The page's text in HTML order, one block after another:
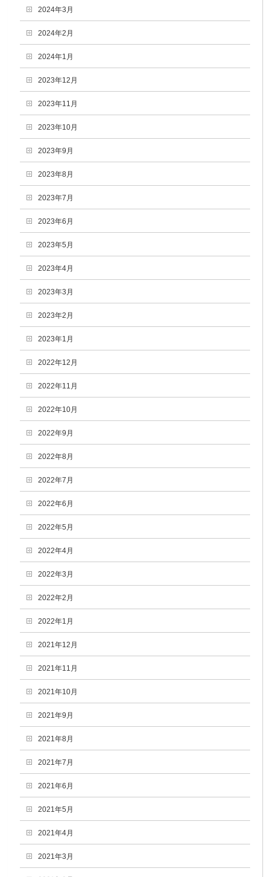
2024年3月
2024年2月
2024年1月
2023年12月
2023年11月
2023年10月
2023年9月
2023年8月
2023年7月
2023年6月
2023年5月
2023年4月
2023年3月
2023年2月
2023年1月
2022年12月
2022年11月
2022年10月
2022年9月
2022年8月
2022年7月
2022年6月
2022年5月
2022年4月
2022年3月
2022年2月
2022年1月
2021年12月
2021年11月
2021年10月
2021年9月
2021年8月
2021年7月
2021年6月
2021年5月
2021年4月
2021年3月